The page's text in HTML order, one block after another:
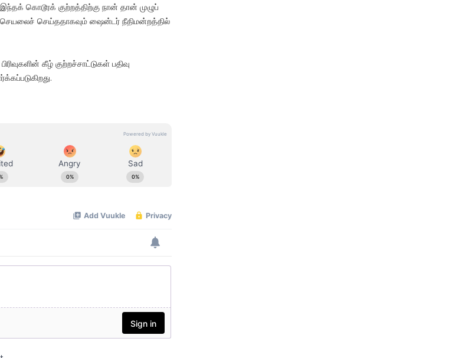
கொடூரக் குற்றத்திற்கு நான் தான் முழுப்
செய்ததாகவும் ஷைன்டர் நீதிமன்றத்தில்
கீழ் குற்றச்சாட்டுகள் பதிவு